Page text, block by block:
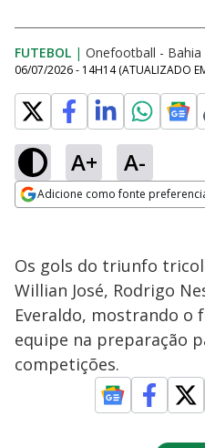
FUTEBOL | Onefootball - Bahia
06/07/2026 - 14H14 (ATUALIZADO
A+ A-
Adicione como fonte
Os gols do triunfo
Willian José, Rodrigo
Everaldo, mostrando
equipe na preparação
competições.